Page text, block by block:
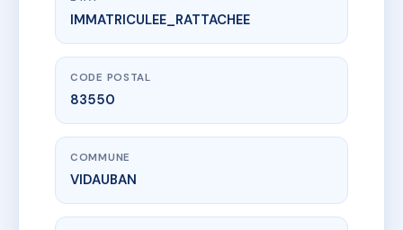
www.vme.plus/AB8765653
43 AV P.WILSON-VIDAUBAN
43 av du president wilson
IMMATRICULEE_RATTACHEE
CODE POSTAL
83550
COMMUNE
VIDAUBAN